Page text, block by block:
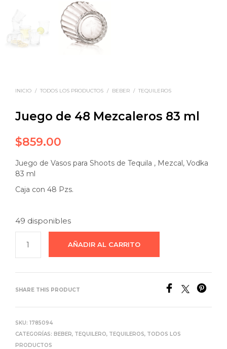
INICIO / TODOS LOS PRODUCTOS / BEBER / TEQUILEROS
Juego de 48 Mezcaleros 83 ml
$859.00
Juego de Vasos para Shoots de Tequila , Mezcal, Vodka
83 ml
Caja con 48 Pzs.
49 disponibles
AÑADIR AL CARRITO
SHARE THIS PRODUCT
SKU: 1785094
CATEGORÍAS: BEBER, TEQUILERO, TEQUILEROS, TODOS LOS
PRODUCTOS